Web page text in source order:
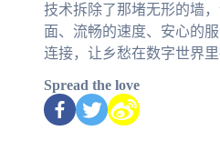
技术拆除了那堵无形的墙
面、流畅的速度、安心的
连接，让乡愁在数字世界里
Spread the love